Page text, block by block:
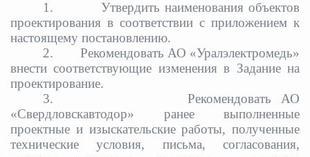
1.
Утвердить наименования объектов
проектирования в соответствии с приложением к
настоящему постановлению.
2.
Рекомендовать АО «Уралэлектромедь»
внести соответствующие изменения в Задание на
проектирование.
3.
Рекомендовать АО
«Свердловскавтодор» ранее выполненные
проектные и изыскательские работы, полученные
технические условия, письма, согласования,